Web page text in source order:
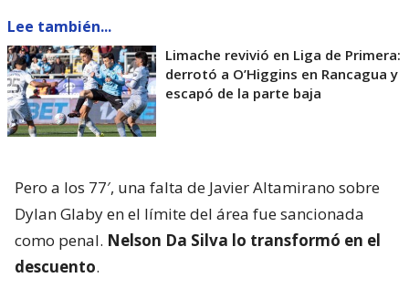
Lee también...
Limache revivió en Liga de Primera:
derrotó a O’Higgins en Rancagua y
escapó de la parte baja
Pero a los 77′, una falta de Javier Altamirano sobre
Dylan Glaby en el límite del área fue sancionada
como penal. Nelson Da Silva lo transformó en el
descuento.